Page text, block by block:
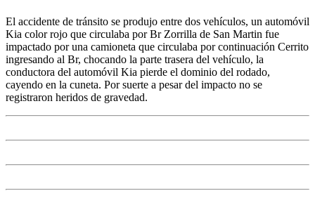
El accidente de tránsito se produjo entre dos vehículos, un automóvil
Kia color rojo que circulaba por Br Zorrilla de San Martin fue
impactado por una camioneta que circulaba por continuación Cerrito
ingresando al Br, chocando la parte trasera del vehículo, la
conductora del automóvil Kia pierde el dominio del rodado,
cayendo en la cuneta. Por suerte a pesar del impacto no se
registraron heridos de gravedad.